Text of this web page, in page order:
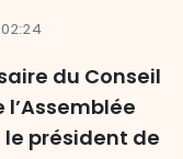
02:24
du Conseil
président de